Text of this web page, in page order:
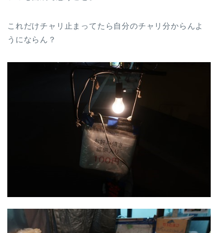
これだけチャリ止まってたら自分のチャリ分からんよ
うにならん？